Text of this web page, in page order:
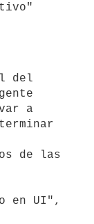
a
de las
en UI",